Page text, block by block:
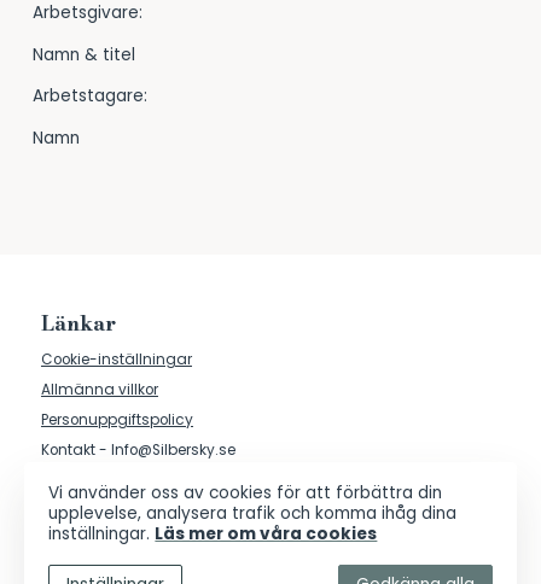
Arbetsgivare:
Namn & titel
Arbetstagare:
Namn
Länkar
Cookie-inställningar
Allmänna villkor
Personuppgiftspolicy
Kontakt - Info@Silbersky.se
Vi använder oss av cookies för att förbättra din
upplevelse, analysera trafik och komma ihåg dina
inställningar. Läs mer om våra cookies